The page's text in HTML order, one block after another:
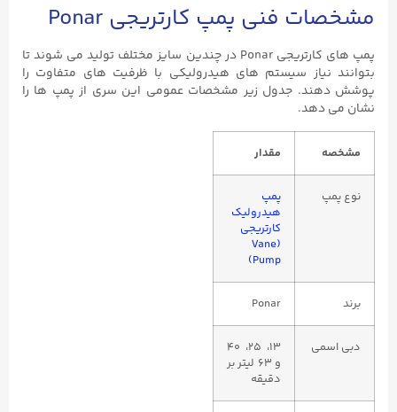
مشخصات فنی پمپ کارتریجی Ponar
پمپ ‌های کارتریجی Ponar در چندین سایز مختلف تولید می ‌شوند تا
بتوانند نیاز سیستم ‌های هیدرولیکی با ظرفیت ‌های متفاوت را
پوشش دهند. جدول زیر مشخصات عمومی این سری از پمپ ‌ها را
نشان می ‌دهد.
مشخصه مقدار
نوع پمپ
پمپ
هیدرولیک
کارتریجی
(Vane
Pump)
برند Ponar
دبی اسمی
۱۳، ۲۵، ۴۰
و ۶۳ لیتر بر
دقیقه